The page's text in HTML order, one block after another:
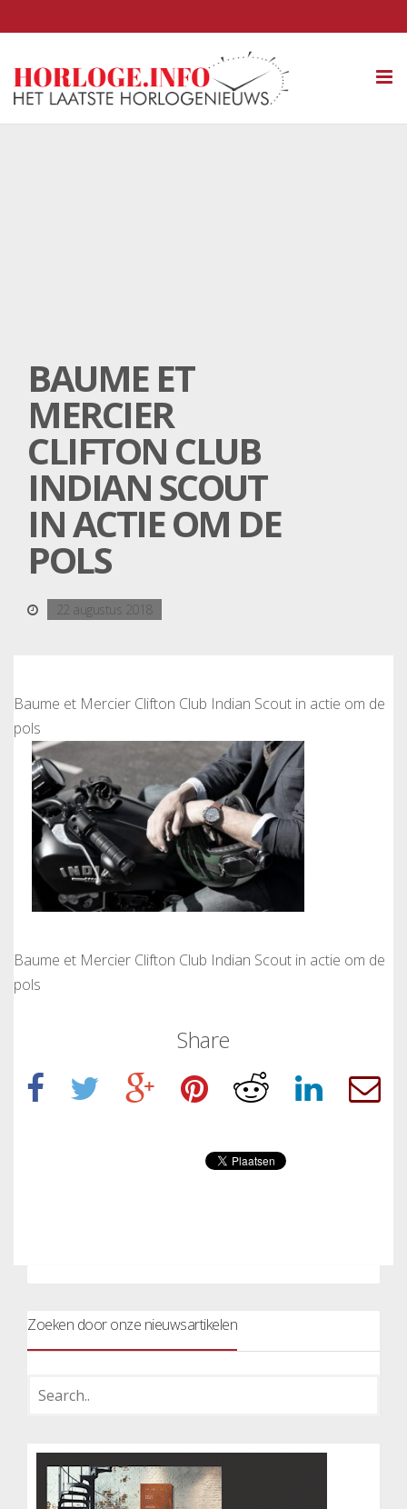
BAUME ET
MERCIER
CLIFTON CLUB
INDIAN SCOUT
IN ACTIE OM DE
POLS
22 augustus 2018
Baume et Mercier Clifton Club Indian Scout in actie om de
pols
Baume et Mercier Clifton Club Indian Scout in actie om de
pols
Share
Zoeken door onze nieuwsartikelen